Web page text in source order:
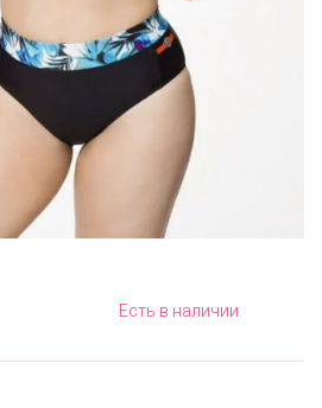
Есть в наличии